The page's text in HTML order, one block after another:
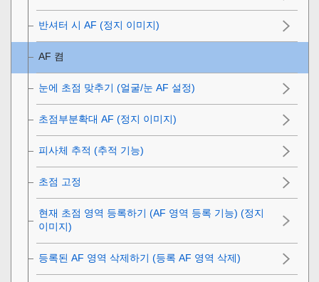
반셔터 시 AF (정지 이미지)
AF 켬
눈에 초점 맞추기 (얼굴/눈 AF 설정)
초점부분확대 AF (정지 이미지)
피사체 추적 (추적 기능)
초점 고정
현재 초점 영역 등록하기 (AF 영역 등록 기능) (정지
이미지)
등록된 AF 영역 삭제하기 (등록 AF 영역 삭제)